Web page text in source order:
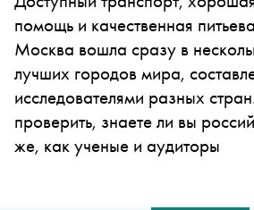
помощь и качественная
Москва вошла сразу в
лучших городов мира,
исследователями разных
проверить, знаете ли вы
же, как ученые и аудиторы